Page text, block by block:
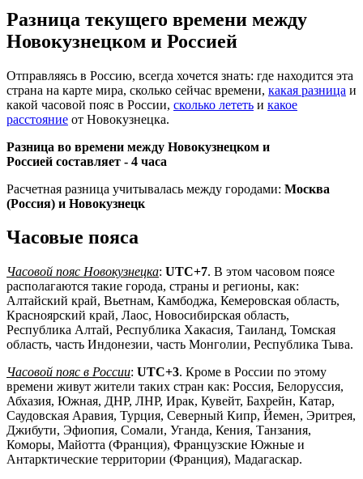
Разница текущего времени между
Новокузнецком и Россией
Отправляясь в Россию, всегда хочется знать: где находится эта
страна на карте мира, сколько сейчас времени, какая разница и
какой часовой пояс в России, сколько лететь и какое
расстояние от Новокузнецка.
Разница во времени между Новокузнецком и
Россией составляет - 4 часа
Расчетная разница учитывалась между городами: Москва
(Россия) и Новокузнецк
Часовые пояса
Часовой пояс Новокузнецка: UTC+7. В этом часовом поясе
располагаются такие города, страны и регионы, как:
Алтайский край, Вьетнам, Камбоджа, Кемеровская область,
Красноярский край, Лаос, Новосибирская область,
Республика Алтай, Республика Хакасия, Таиланд, Томская
область, часть Индонезии, часть Монголии, Республика Тыва.
Часовой пояс в России: UTC+3. Кроме в России по этому
времени живут жители таких стран как: Россия, Белоруссия,
Абхазия, Южная, ДНР, ЛНР, Ирак, Кувейт, Бахрейн, Катар,
Саудовская Аравия, Турция, Северный Кипр, Йемен, Эритрея,
Джибути, Эфиопия, Сомали, Уганда, Кения, Танзания,
Коморы, Майотта (Франция), Французские Южные и
Антарктические территории (Франция), Мадагаскар.